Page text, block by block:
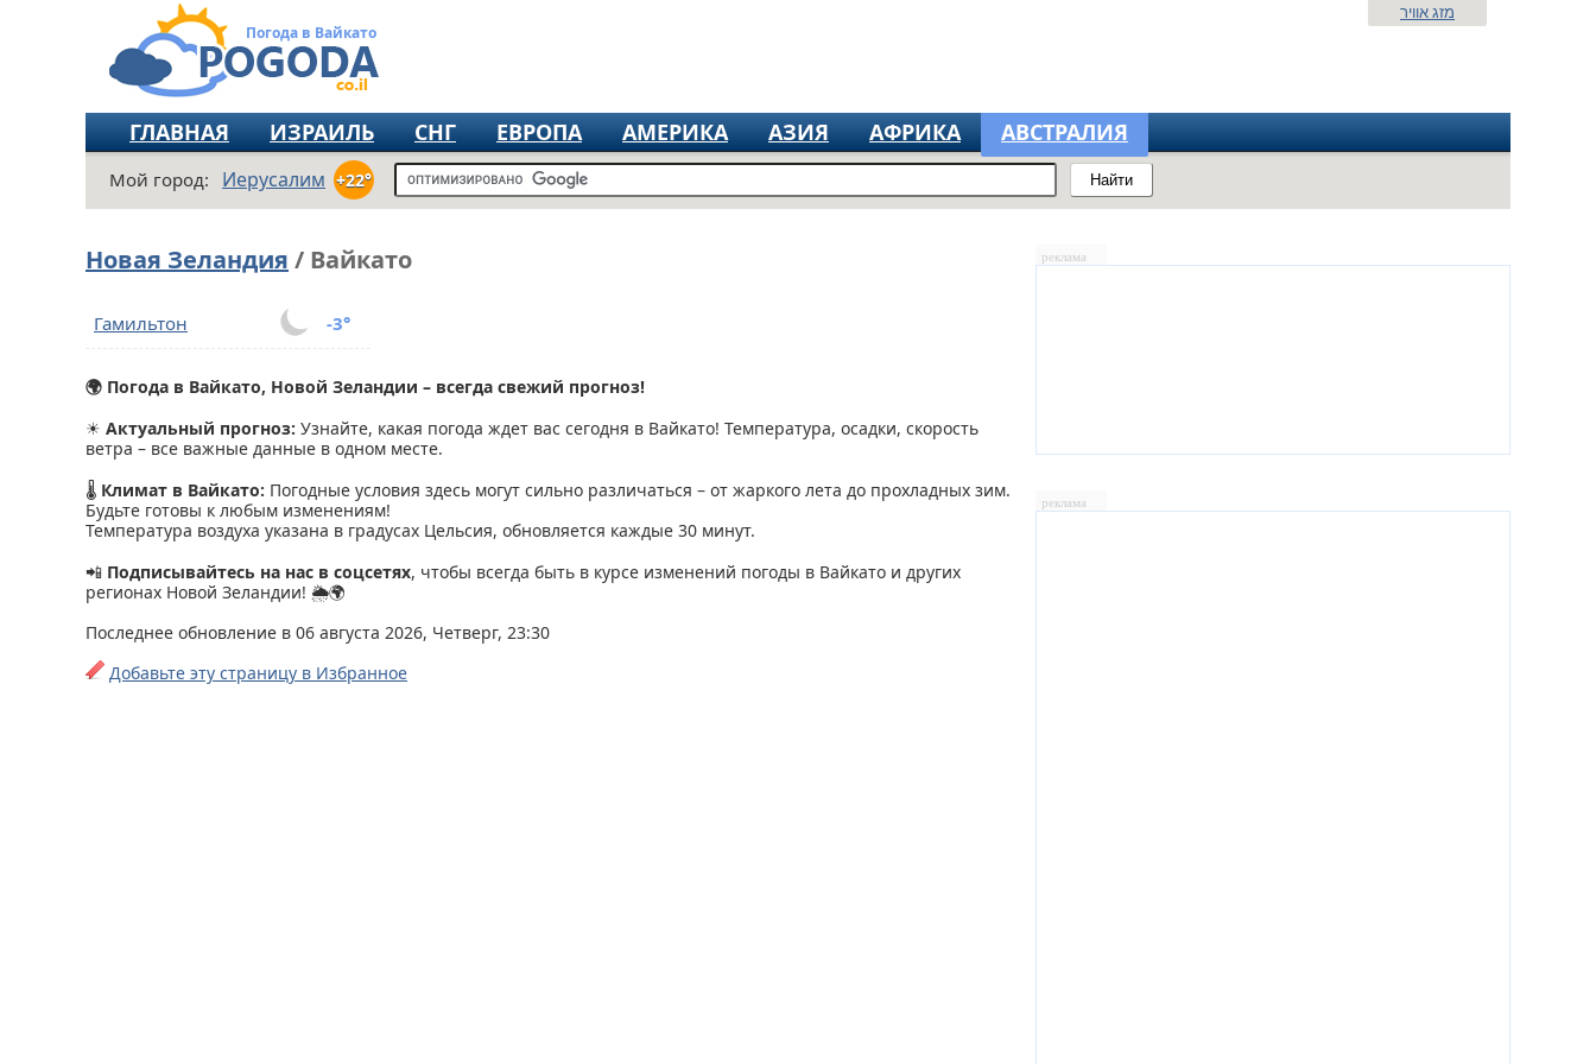
Погода в Вайкато
Найти
מזג אוויר
ГЛАВНАЯ ИЗРАИЛЬ СНГ ЕВРОПА АМЕРИКА АЗИЯ АФРИКА АВСТРАЛИЯ
Мой город: Иерусалим +22°
Новая Зеландия / Вайкато
-3°
Гамильтон
🌍 Погода в Вайкато, Новой Зеландии – всегда свежий прогноз!
☀ Актуальный прогноз: Узнайте, какая погода ждет вас сегодня в Вайкато! Температура, осадки, скорость
ветра – все важные данные в одном месте.
🌡 Климат в Вайкато: Погодные условия здесь могут сильно различаться – от жаркого лета до прохладных зим.
Будьте готовы к любым изменениям!
Температура воздуха указана в градусах Цельсия, обновляется каждые 30 минут.
📲 Подписывайтесь на нас в соцсетях, чтобы всегда быть в курсе изменений погоды в Вайкато и других
регионах Новой Зеландии! 🌦🌍
Последнее обновление в 06 августа 2026, Четверг, 23:30
Добавьте эту страницу в Избранное
реклама
реклама